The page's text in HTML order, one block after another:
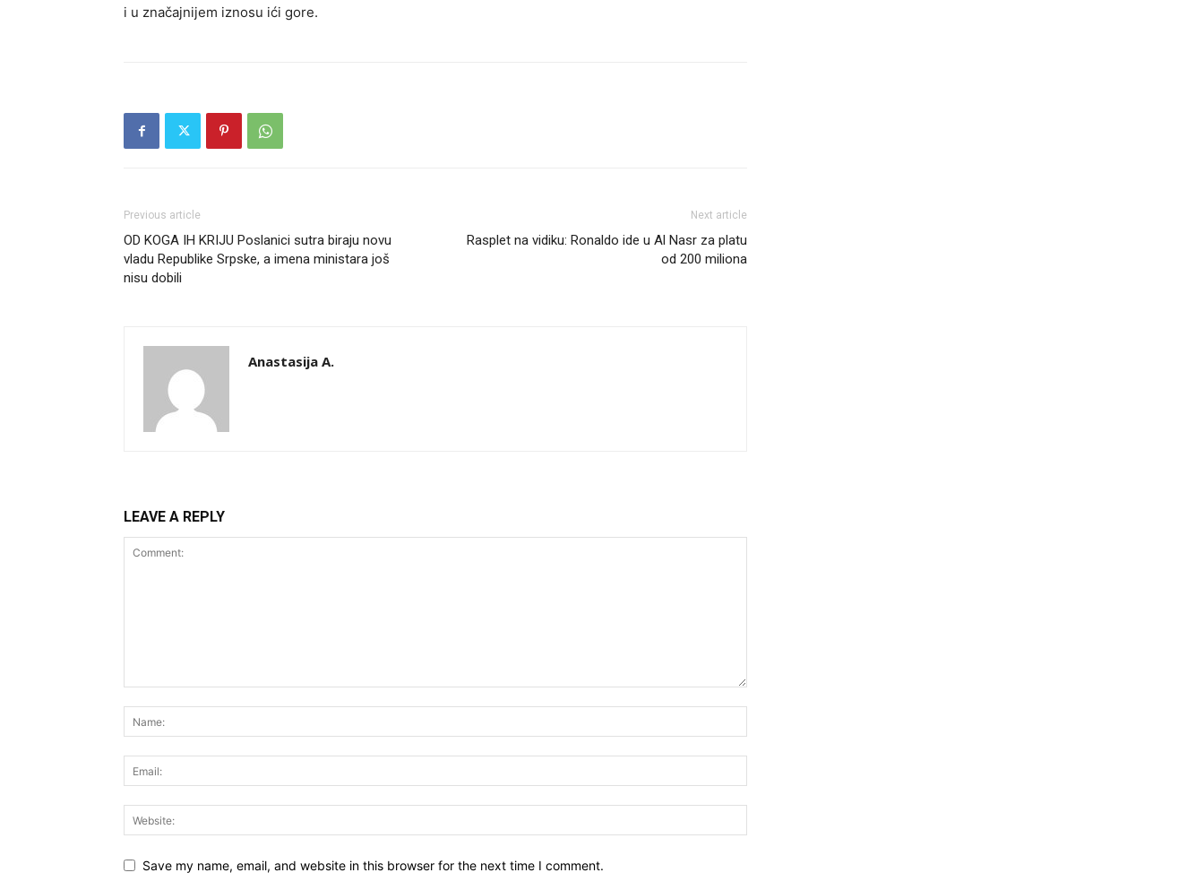
i u značajnijem iznosu ići gore.
Previous article
OD KOGA IH KRIJU Poslanici sutra biraju novu
vladu Republike Srpske, a imena ministara još
nisu dobili
Next article
Rasplet na vidiku: Ronaldo ide u Al Nasr za platu
od 200 miliona
Anastasija A.
LEAVE A REPLY
Save my name, email, and website in this browser for the next time I comment.